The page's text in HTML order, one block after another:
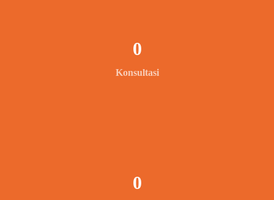
Konsultasi
0
0